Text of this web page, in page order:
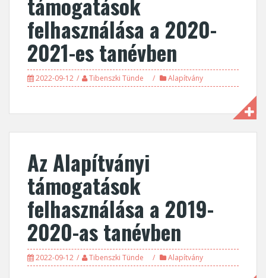
felhasználása a 2020-
2021-es tanévben
2022-09-12 Tibenszki Tünde Alapítvány
Az Alapítványi
támogatások
felhasználása a 2019-
2020-as tanévben
2022-09-12 Tibenszki Tünde Alapítvány